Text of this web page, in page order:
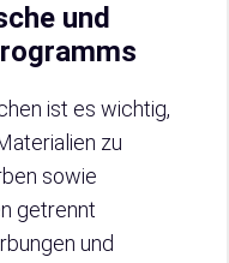
und
ist es wichtig,
zu
sowie
getrennt
und